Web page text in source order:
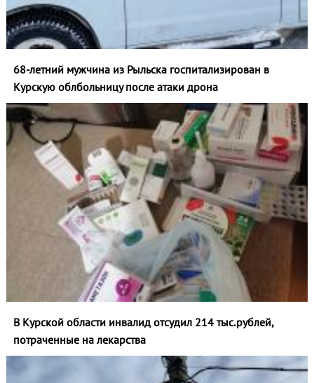
68-летний мужчина из Рыльска госпитализирован в
Курскую облбольницу после атаки дрона
В Курской области инвалид отсудил 214 тыс.рублей,
потраченные на лекарства